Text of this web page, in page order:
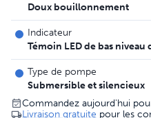
Doux bouillonnement
Indicateur
Témoin LED de bas niveau
Type de pompe
Submersible et silencieux
Commandez aujourd'hui
Livraison gratuite pour les